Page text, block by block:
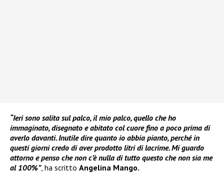
“Ieri sono salita sul palco, il mio palco, quello che ho
immaginato, disegnato e abitato col cuore fino a poco prima di
averlo davanti. Inutile dire quanto io abbia pianto, perché in
questi giorni credo di aver prodotto litri di lacrime. Mi guardo
attorno e penso che non c’è nulla di tutto questo che non sia me
al 100%”, ha scritto Angelina Mango.